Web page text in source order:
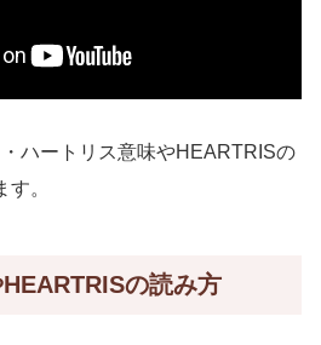
ハートリス意味やHEARTRISの
。
の読み方